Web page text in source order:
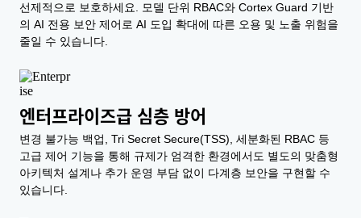
선제적으로 보호하세요. 모델 단위 RBAC와 Cortex Guard 기반
의 AI 전용 보안 제어로 AI 도입 확대에 따른 오용 및 노출 위험을
줄일 수 있습니다.
엔터프라이즈급 심층 방어
변경 불가능 백업, Tri Secret Secure(TSS), 세분화된 RBAC 등
고급 제어 기능을 통해 규제가 엄격한 환경에서도 별도의 맞춤형
아키텍처 설계나 추가 운영 부담 없이 다계층 보안을 구현할 수
있습니다.